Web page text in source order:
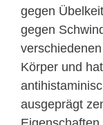
gegen
gegen
Körper und
ausgeprägt